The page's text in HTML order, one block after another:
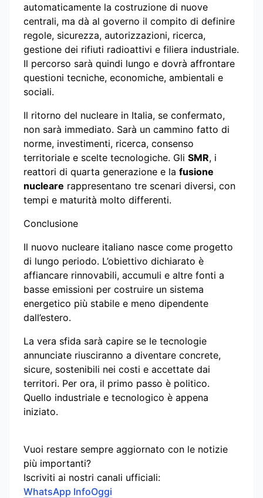
automaticamente la costruzione di nuove
centrali, ma dà al governo il compito di definire
regole, sicurezza, autorizzazioni, ricerca,
gestione dei rifiuti radioattivi e filiera industriale.
Il percorso sarà quindi lungo e dovrà affrontare
questioni tecniche, economiche, ambientali e
sociali.
Il ritorno del nucleare in Italia, se confermato,
non sarà immediato. Sarà un cammino fatto di
norme, investimenti, ricerca, consenso
territoriale e scelte tecnologiche. Gli SMR, i
reattori di quarta generazione e la fusione
nucleare rappresentano tre scenari diversi, con
tempi e maturità molto differenti.
Conclusione
Il nuovo nucleare italiano nasce come progetto
di lungo periodo. L’obiettivo dichiarato è
affiancare rinnovabili, accumuli e altre fonti a
basse emissioni per costruire un sistema
energetico più stabile e meno dipendente
dall’estero.
La vera sfida sarà capire se le tecnologie
annunciate riusciranno a diventare concrete,
sicure, sostenibili nei costi e accettate dai
territori. Per ora, il primo passo è politico.
Quello industriale e tecnologico è appena
iniziato.
Vuoi restare sempre aggiornato con le notizie
più importanti?
Iscriviti ai nostri canali ufficiali:
WhatsApp InfoOggi